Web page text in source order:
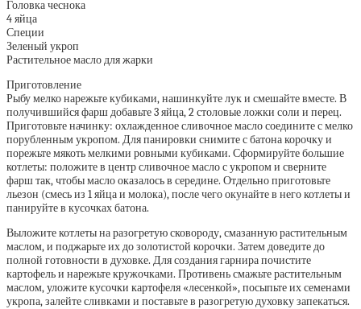
Головка чеснока
4 яйца
Специи
Зеленый укроп
Растительное масло для жарки
Приготовление
Рыбу мелко нарежьте кубиками, нашинкуйте лук и смешайте вместе. В
получившийся фарш добавьте 3 яйца, 2 столовые ложки соли и перец.
Приготовьте начинку: охлажденное сливочное масло соедините с мелко
порубленным укропом. Для панировки снимите с батона корочку и
порежьте мякоть мелкими ровными кубиками. Сформируйте большие
котлеты: положите в центр сливочное масло с укропом и сверните
фарш так, чтобы масло оказалось в середине. Отдельно приготовьте
льезон (смесь из 1 яйца и молока), после чего окунайте в него котлеты и
панируйте в кусочках батона.
Выложите котлеты на разогретую сковороду, смазанную растительным
маслом, и поджарьте их до золотистой корочки. Затем доведите до
полной готовности в духовке. Для создания гарнира почистите
картофель и нарежьте кружочками. Противень смажьте растительным
маслом, уложите кусочки картофеля «лесенкой», посыпьте их семенами
укропа, залейте сливками и поставьте в разогретую духовку запекаться.